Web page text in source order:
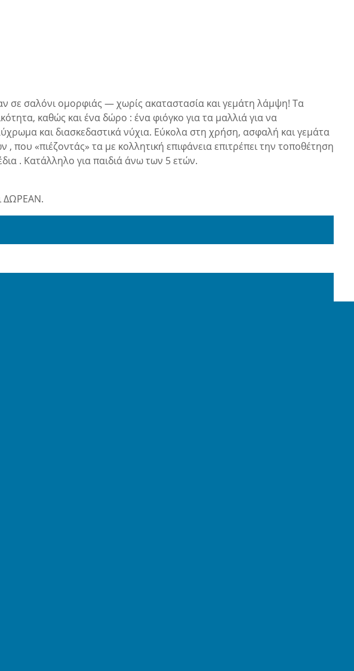
σε σαλόνι ομορφιάς — χωρίς ακαταστασία και γεμάτη λάμψη! Τα
καθώς και ένα δώρο : ένα φιόγκο για τα μαλλιά για να
και διασκεδαστικά νύχια. Εύκολα στη χρήση, ασφαλή και γεμάτα
«πιέζοντάς» τα με κολλητική επιφάνεια επιτρέπει την τοποθέτηση
. Κατάλληλο για παιδιά άνω των 5 ετών.
ΔΩΡΕΑΝ.